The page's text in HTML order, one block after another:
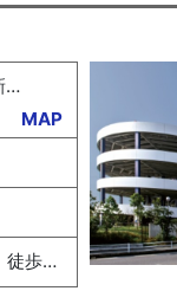
〒2770834 千葉県 柏市 松ヶ崎新田13-1 ロジポート北柏4階
MAP
【電車】JR常磐線「北柏」駅 徒歩６分 【車】常磐自動車道「柏」出口 約１５分